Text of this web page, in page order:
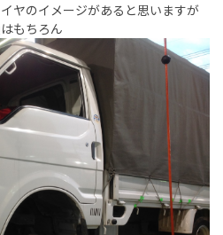
ヤのイメージがあると思いますが
もちろん